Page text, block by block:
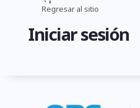
contenido
Ruta
de
Regresar al sitio
Iniciar sesión